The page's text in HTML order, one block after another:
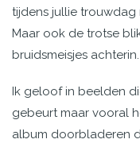
tijdens jullie trouwdag
Maar ook de trotse
bruidsmeisjes achterin.
Ik geloof in beelden
gebeurt maar vooral
album doorbladeren